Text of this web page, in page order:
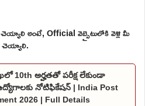
అంటే, Official వెబ్సైటులోకి వెళ్లి మీ
చెయ్యాలి.
10th అర్హతతో పరీక్ష లేకుండా
నోటిఫికేషన్ | India Post
2026 | Full Details